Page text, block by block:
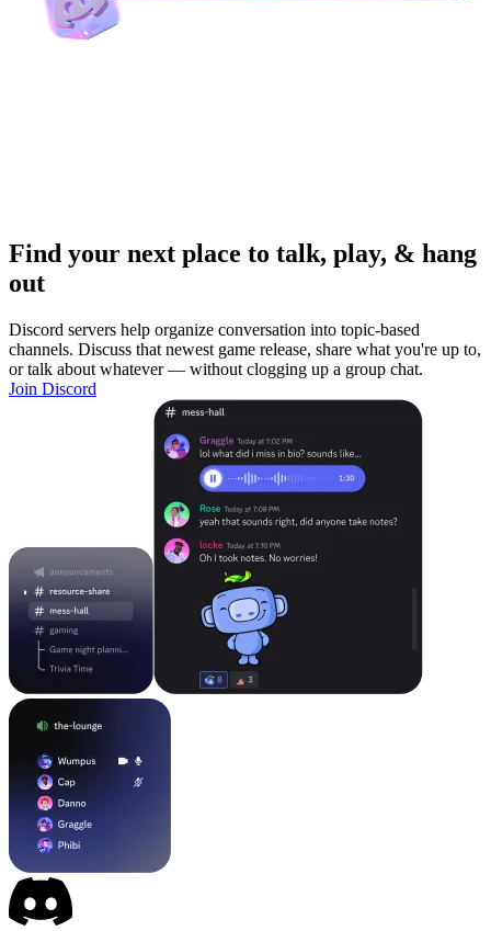
Find your next place to talk, play, & hang
out
Discord servers help organize conversation into topic-based
channels. Discuss that newest game release, share what you're up to,
or talk about whatever — without clogging up a group chat.
Join Discord